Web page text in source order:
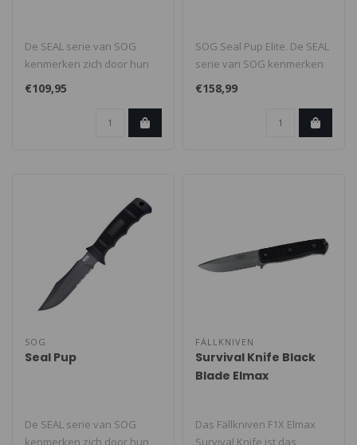
De SEAL serie van SOG
kenmerken zich door hun
kracht, de scherpte van het
lemmet..
€109,95
SOG Seal Pup Elite. De SEAL
serie van SOG kenmerken
zich door hun kracht, de
€158,99
SOG
Seal Pup
De SEAL serie van SOG
kenmerken zich door hun
FÄLLKNIVEN
Survival Knife Black
Blade Elmax
Das Fällkniven F1X Elmax
Survival Knife ist das